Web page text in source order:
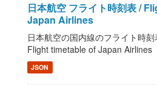
日本航空 フライト時刻表 /
Japan Airlines
日本航空の国内線のフライト時
Flight timetable of Japan Airlines
JSON